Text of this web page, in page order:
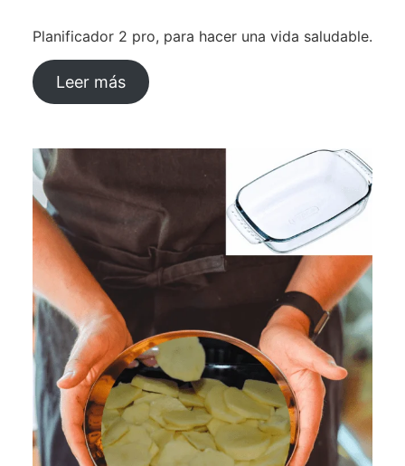
Planificador 2 pro, para hacer una vida saludable.
Leer más